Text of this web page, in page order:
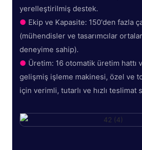
yerelleştirilmiş destek.
● Ekip ve Kapasite: 150'den fazla
(mühendisler ve tasarımcılar
deneyime sahip).
● Üretim: 16 otomatik üretim hattı
gelişmiş işleme makinesi, özel ve
için verimli, tutarlı ve hızlı teslimat